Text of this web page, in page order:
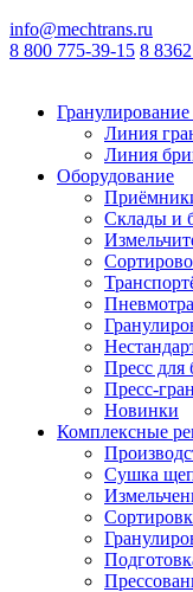
info@mechtrans.ru
8 800 775-39-15 8
Линия
Линия
Оборудование
Склады и
Пресс для
Пресс-
Новинки
Комплексные
Сушка